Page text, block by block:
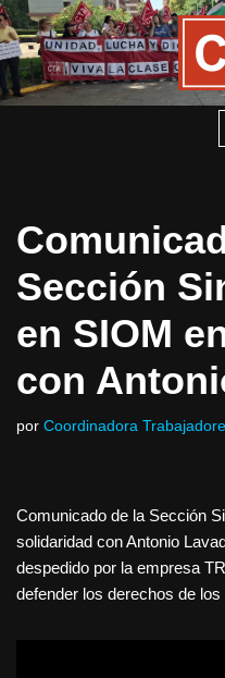
Saltar
al
contenido
Sección
en SIOM
con
por Coordinadora
Comunicado de la Sección
solidaridad con Antonio
despedido por la empresa
defender los derechos de los